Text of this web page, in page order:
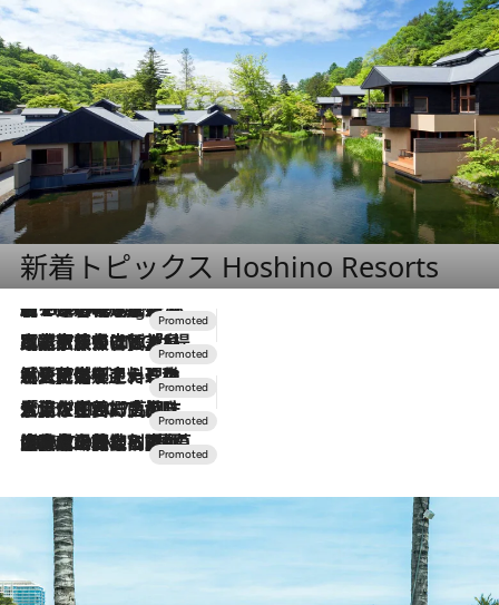
新着トピックス Hoshino Resorts
10 Hours Ago
【トンボの足水浴】ヒノキの香りに包まれて涼感マックス！約13℃の湧水かけ流しを避暑地「星野温泉 トンボの湯」で体験
2026.7.31
【ホテル帰省】という選択肢をOMOが提案。家族とほどよい距離を保つには「昼は実家、夜は気兼ねなくホテルで！」
2026.7.24
【夏限定ディナーコース】旬を迎える稚鮎や花ズッキーニなどをイタリア・トスカーナの郷土料理の手法で満喫！
2026.7.17
「土佐和ハーブかき氷」がOMO7高知に登場！生姜、山椒、大葉など目にも舌にも涼を呼ぶ郷土の味
2026.7.10
NEW OPEN！【界 草津】名湯の地に誕生。趣の異なる2種の温泉と上州ならではの会席・蕎麦割烹など美食を味わう究極の癒やし旅